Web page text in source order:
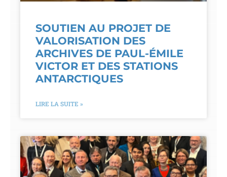
SOUTIEN AU PROJET DE
VALORISATION DES
ARCHIVES DE PAUL-ÉMILE
VICTOR ET DES STATIONS
ANTARCTIQUES
LIRE LA SUITE »